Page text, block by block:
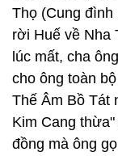
Thọ (Cung
rời Huế về Nha
lúc mất, cha
cho ông toàn
Thế Âm Bồ Tát
Kim Cang
đồng mà ông